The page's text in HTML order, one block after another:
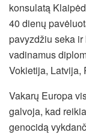
konsulatą
40 dienų
pavyzdžiu seka
vadinamus
Vokietija, Latvija,
Vakarų Europa
galvoja, kad
genocidą